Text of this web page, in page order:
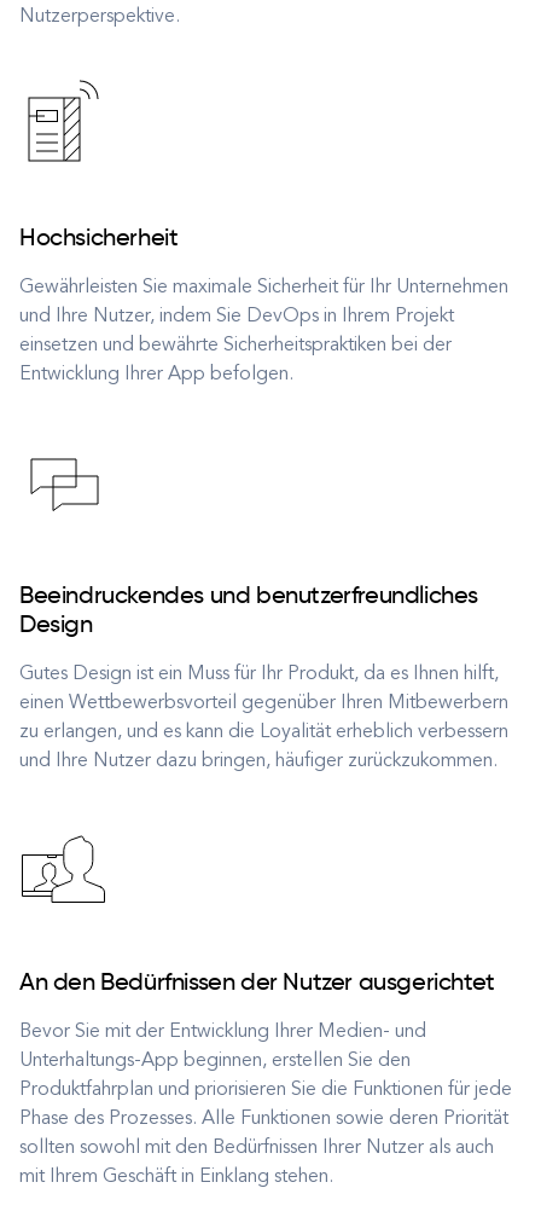
Nutzerperspektive.
Hochsicherheit
Gewährleisten Sie maximale Sicherheit für Ihr Unternehmen
und Ihre Nutzer, indem Sie DevOps in Ihrem Projekt
einsetzen und bewährte Sicherheitspraktiken bei der
Entwicklung Ihrer App befolgen.
Beeindruckendes und benutzerfreundliches
Design
Gutes Design ist ein Muss für Ihr Produkt, da es Ihnen hilft,
einen Wettbewerbsvorteil gegenüber Ihren Mitbewerbern
zu erlangen, und es kann die Loyalität erheblich verbessern
und Ihre Nutzer dazu bringen, häufiger zurückzukommen.
An den Bedürfnissen der Nutzer ausgerichtet
Bevor Sie mit der Entwicklung Ihrer Medien- und
Unterhaltungs-App beginnen, erstellen Sie den
Produktfahrplan und priorisieren Sie die Funktionen für jede
Phase des Prozesses. Alle Funktionen sowie deren Priorität
sollten sowohl mit den Bedürfnissen Ihrer Nutzer als auch
mit Ihrem Geschäft in Einklang stehen.